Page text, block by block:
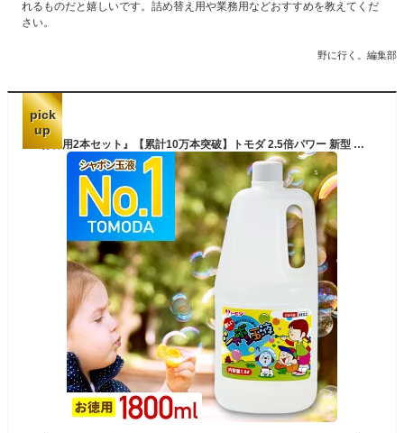
れるものだと嬉しいです。詰め替え用や業務用などおすすめを教えてくだ
さい。
野に行く。編集部
pick
up
『お特用2本セット』【累計10万本突破】トモダ 2.5倍パワー 新型 シャボン玉液 送料無料 大容量 しゃぼん玉 液 補充液 安全 国産 日本製 安全STマーク付き